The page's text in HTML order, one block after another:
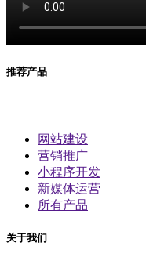
推荐产品
网站建设
营销推广
小程序开发
新媒体运营
所有产品
关于我们